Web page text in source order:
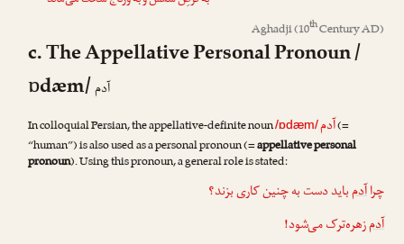
Aghadji(10thCentury AD)
c. The Appellative Personal Pronoun /
ɒdæm/آدم
In colloquial Persian, the appellative-definite noun/ɒdæm/آدم(=
“human”) is also used as a personal pronoun (=appellative personal
pronoun). Using this pronoun, a general role is stated:
چراآدمباید دست به چنین کاری بزند؟
آدمزهره‌ترک می‌شود!